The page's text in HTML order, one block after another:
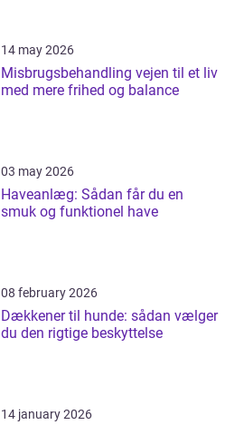
14 may 2026
Misbrugsbehandling vejen til et liv
med mere frihed og balance
03 may 2026
Haveanlæg: Sådan får du en
smuk og funktionel have
08 february 2026
Dækkener til hunde: sådan vælger
du den rigtige beskyttelse
14 january 2026